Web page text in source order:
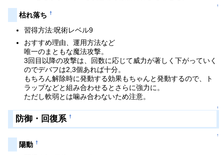
↑
枯れ落ち †
習得方法:呪術レベル9
おすすめ理由、運用方法など
唯一のまともな魔法攻撃。
3回目以降の攻撃は、回数に応じて威力が著しく下がっていく
のでデバフは2,3個あれば十分。
もちろん解除時に発動する効果もちゃんと発動するので、ト
ラップなどと組み合わせるとさらに強力に。
ただし軟弱とは噛み合わないため注意。
↑
防御・回復系 †
↑
陽動 †